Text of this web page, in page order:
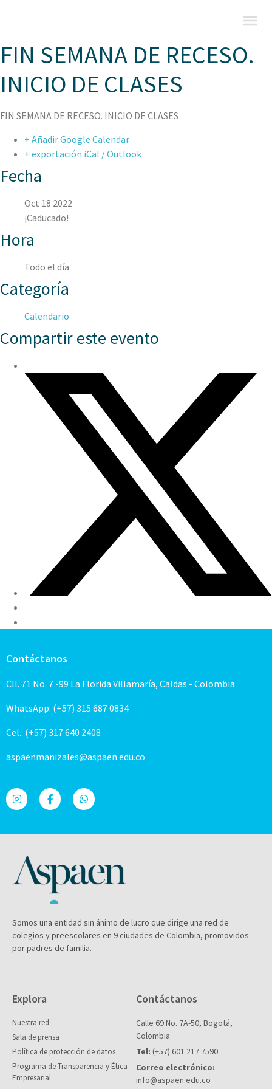
FIN SEMANA DE RECESO.
INICIO DE CLASES
FIN SEMANA DE RECESO. INICIO DE CLASES
+ Añadir Google Calendar
+ exportación iCal / Outlook
Fecha
Oct 18 2022
¡Caducado!
Hora
Todo el día
Categoría
Calendario
Compartir este evento
Contáctanos
Cll. 71 No. 7 -99 La Florida Villamaría, Caldas - Colombia
WhatsApp: (+57) 315 687 0834
Cel.: (+57) 317 640 2408
aspaenmanizales@aspaen.edu.co
Somos una entidad sin ánimo de lucro que dirige una red de
colegios y preescolares en 9 ciudades de Colombia, promovidos
por padres de familia.
Explora
Nuestra red
Sala de prensa
Política de protección de datos
Programa de Transparencia y Ética
Empresarial
Contáctanos
Calle 69 No. 7A-50, Bogotá,
Colombia
Tel: (+57) 601 217 7590
Correo electrónico:
info@aspaen.edu.co